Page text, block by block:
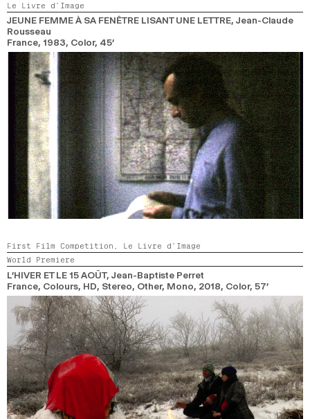
Le Livre d’Image
JEUNE FEMME À SA FENÊTRE LISANT UNE LETTRE, Jean-Claude
Rousseau
France, 1983, Color, 45’
First Film Competition, Le Livre d’Image
World Premiere
L’HIVER ET LE 15 AOÛT, Jean-Baptiste Perret
France, Colours, HD, Stereo, Other, Mono, 2018, Color, 57’